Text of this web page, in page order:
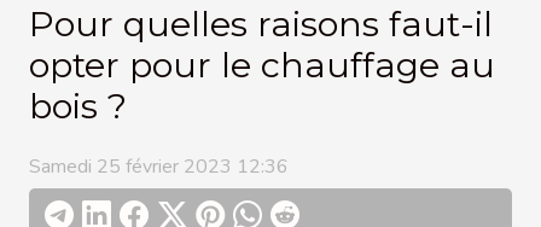
Pour quelles raisons faut-il
opter pour le chauffage au
bois ?
Samedi 25 février 2023 12:36